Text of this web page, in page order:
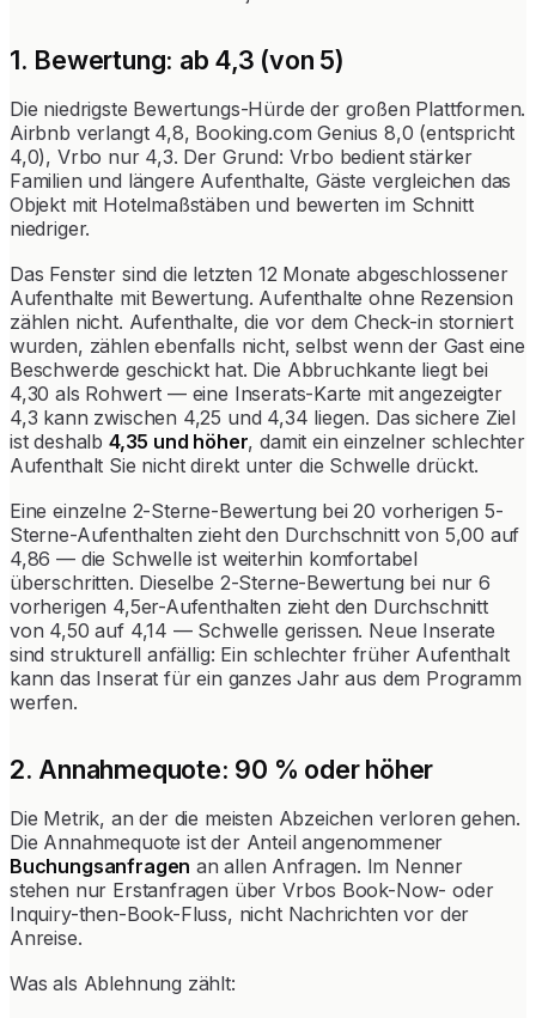
1. Bewertung: ab 4,3 (von 5)
Die niedrigste Bewertungs-Hürde der großen Plattformen.
Airbnb verlangt 4,8, Booking.com Genius 8,0 (entspricht
4,0), Vrbo nur 4,3. Der Grund: Vrbo bedient stärker
Familien und längere Aufenthalte, Gäste vergleichen das
Objekt mit Hotelmaßstäben und bewerten im Schnitt
niedriger.
Das Fenster sind die letzten 12 Monate abgeschlossener
Aufenthalte mit Bewertung. Aufenthalte ohne Rezension
zählen nicht. Aufenthalte, die vor dem Check-in storniert
wurden, zählen ebenfalls nicht, selbst wenn der Gast eine
Beschwerde geschickt hat. Die Abbruchkante liegt bei
4,30 als Rohwert — eine Inserats-Karte mit angezeigter
4,3 kann zwischen 4,25 und 4,34 liegen. Das sichere Ziel
ist deshalb 4,35 und höher, damit ein einzelner schlechter
Aufenthalt Sie nicht direkt unter die Schwelle drückt.
Eine einzelne 2-Sterne-Bewertung bei 20 vorherigen 5-
Sterne-Aufenthalten zieht den Durchschnitt von 5,00 auf
4,86 — die Schwelle ist weiterhin komfortabel
überschritten. Dieselbe 2-Sterne-Bewertung bei nur 6
vorherigen 4,5er-Aufenthalten zieht den Durchschnitt
von 4,50 auf 4,14 — Schwelle gerissen. Neue Inserate
sind strukturell anfällig: Ein schlechter früher Aufenthalt
kann das Inserat für ein ganzes Jahr aus dem Programm
werfen.
2. Annahmequote: 90 % oder höher
Die Metrik, an der die meisten Abzeichen verloren gehen.
Die Annahmequote ist der Anteil angenommener
Buchungsanfragen an allen Anfragen. Im Nenner
stehen nur Erstanfragen über Vrbos Book-Now- oder
Inquiry-then-Book-Fluss, nicht Nachrichten vor der
Anreise.
Was als Ablehnung zählt: